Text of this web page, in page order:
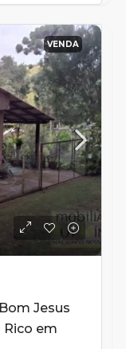
VENDA
Jesus
Rico em